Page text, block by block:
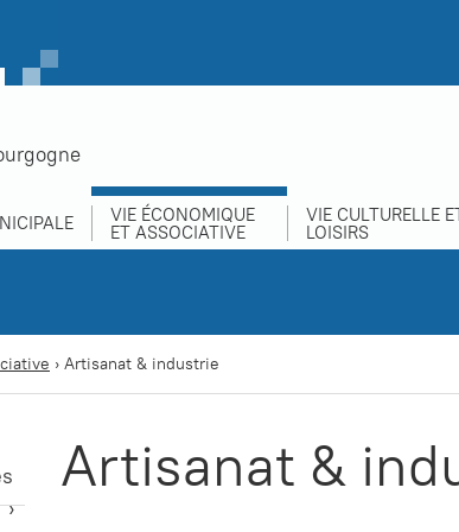
VIE ÉCONOMIQUE
ET ASSOCIATIVE
VIE CULTURELLE
LOISIRS
› Artisanat & industrie
Artisanat &